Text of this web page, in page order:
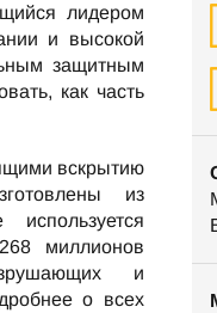
лидером
и высокой
защитным
как часть
вскрытию
из
миллионов
и
о всех